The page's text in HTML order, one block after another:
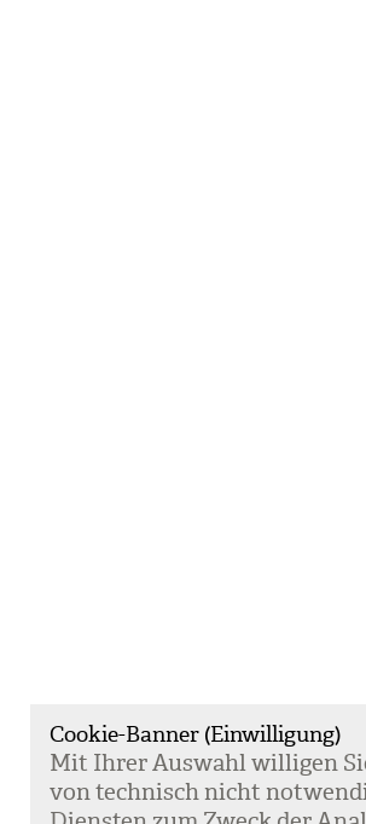
Cookie-Banner (Einwilligung)
Mit Ihrer Aus­wahl wil­li­gen
von tech­nisch nicht